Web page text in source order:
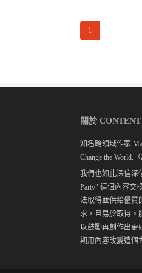
1
關於
知名跨領域作家
Change the World.
我們也如此深信深
Party" 這個內容交
法取得並供給優質
求，且易於取得。
以鼓勵再創作出更
期用內容改變這個